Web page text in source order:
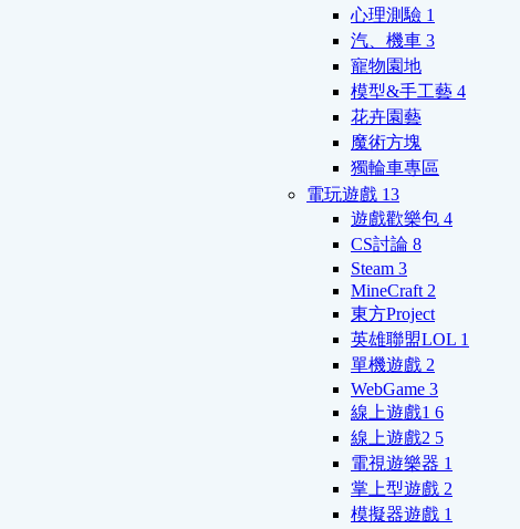
心理測驗 1
汽、機車 3
寵物園地
模型&手工藝 4
花卉園藝
魔術方塊
獨輪車專區
電玩遊戲 13
遊戲歡樂包 4
CS討論 8
Steam 3
MineCraft 2
東方Project
英雄聯盟LOL 1
單機遊戲 2
WebGame 3
線上遊戲1 6
線上遊戲2 5
電視遊樂器 1
掌上型遊戲 2
模擬器遊戲 1